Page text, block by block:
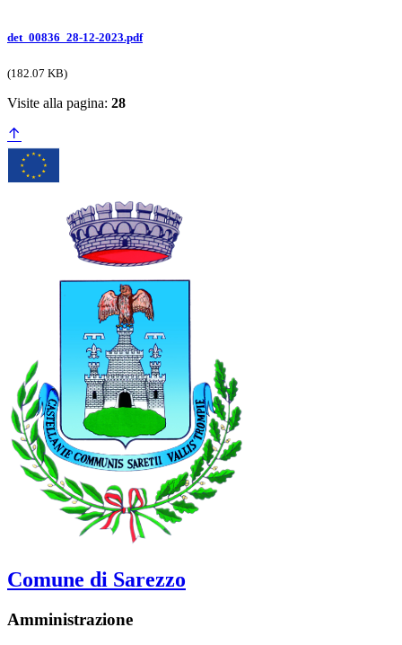
det_00836_28-12-2023.pdf
(182.07 KB)
Visite alla pagina: 28
Comune di Sarezzo
Amministrazione